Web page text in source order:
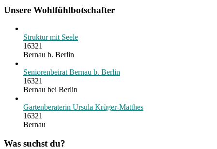
Unsere Wohlfühlbotschafter
Struktur mit Seele
16321
Bernau b. Berlin
Seniorenbeirat Bernau b. Berlin
16321
Bernau bei Berlin
Gartenberaterin Ursula Krüger-Matthes
16321
Bernau
Was suchst du?